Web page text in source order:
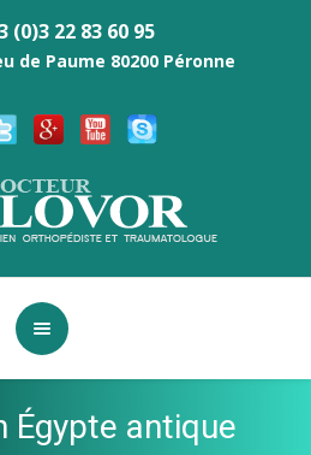
(0)3 22 83 60 95
de Paume 80200 Péronne
Égypte antique